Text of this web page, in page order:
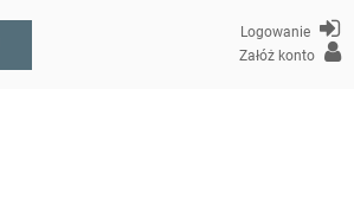
Logowanie
Załóż konto